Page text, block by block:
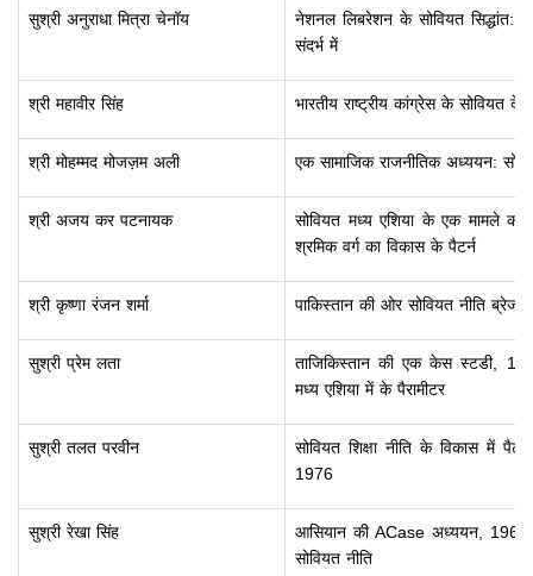
सुश्री अनुराधा मित्रा चेनॉय
नेशनल लिबरेशन के सोवियत सिद्धांत:
संदर्भ में
श्री महावीर सिंह भारतीय राष्ट्रीय कांग्रेस के सोवियत
श्री मोहम्मद मोजज़म अली एक सामाजिक राजनीतिक अध्ययन:
श्री अजय कर पटनायक
सोवियत मध्य एशिया के एक मामले
श्रमिक वर्ग का विकास के पैटर्न
श्री कृष्णा रंजन शर्मा पाकिस्तान की ओर सोवियत नीति ब्रेजनेव
सुश्री प्रेम लता
ताजिकिस्तान की एक केस स्टडी,
मध्य एशिया में के पैरामीटर
सुश्री तलत परवीन
सोवियत शिक्षा नीति के विकास में
1976
सुश्री रेखा सिंह
आसियान की ACase अध्ययन, 1967-
सोवियत नीति